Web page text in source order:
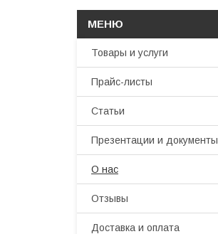
Товары и услуги
Прайс-листы
Статьи
Презентации и документы
О нас
Отзывы
Доставка и оплата